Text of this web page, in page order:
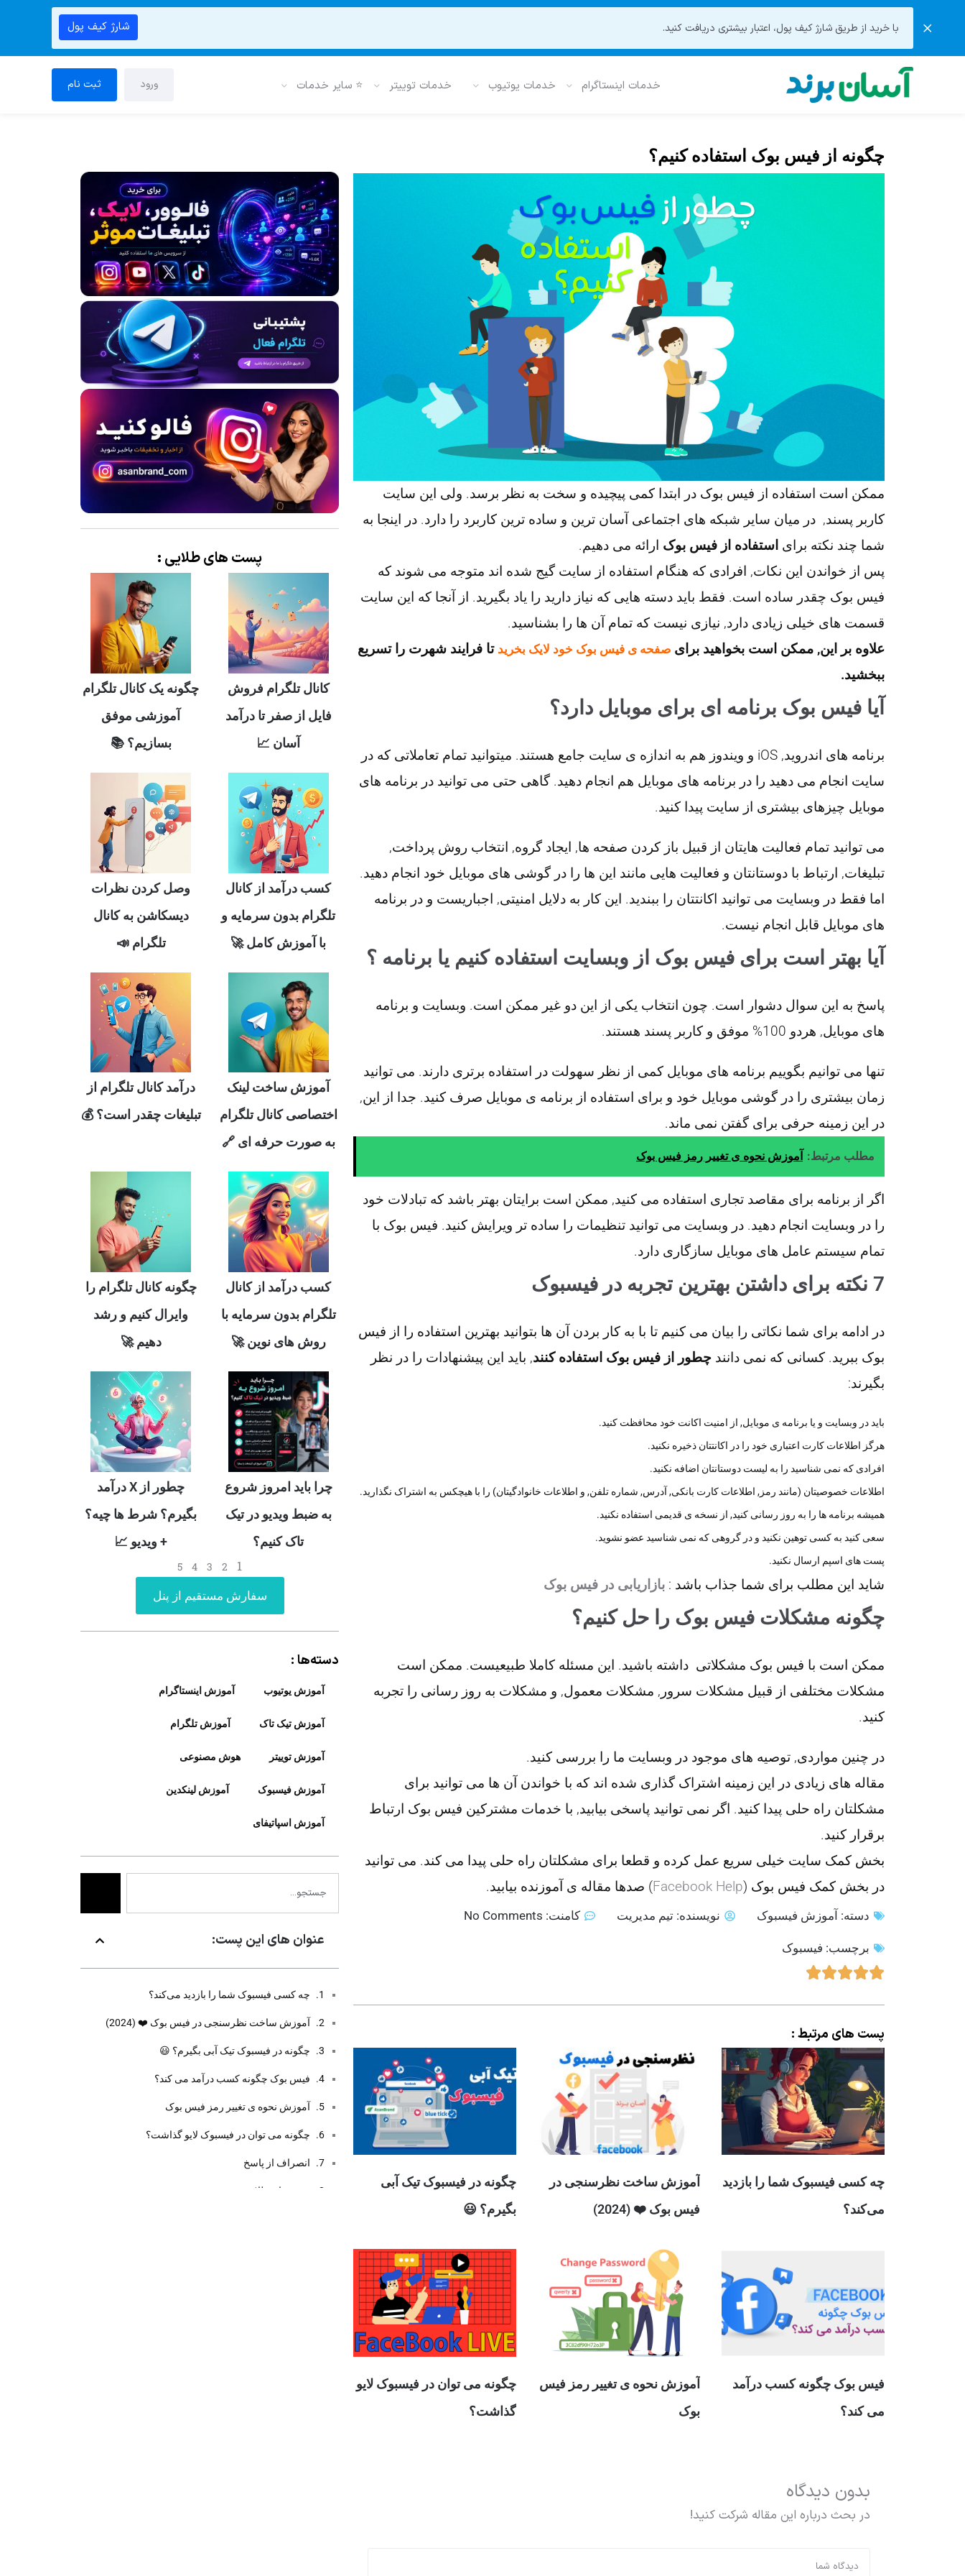
با خرید از طریق شارژ کیف پول، اعتبار بیشتری دریافت کنید. شارژ کیف پول
خدمات اینستاگرام خدمات یوتیوب خدمات توییتر ⭐ سایر خدمات ورود ثبت نام
چگونه از فیس بوک استفاده کنیم؟
ممکن است استفاده از فیس بوک در ابتدا کمی پیچیده و سخت به نظر برسد. ولی این سایت
کاربر پسند, در میان سایر شبکه های اجتماعی آسان ترین و ساده ترین کاربرد را دارد. در اینجا به
شما چند نکته برای استفاده از فیس بوک ارائه می دهیم.
پس از خواندن این نکات, افرادی که هنگام استفاده از سایت گیج شده اند متوجه می شوند که
فیس بوک چقدر ساده است. فقط باید دسته هایی که نیاز دارید را یاد بگیرید. از آنجا که این سایت
قسمت های خیلی زیادی دارد, نیازی نیست که تمام آن ها را بشناسید.
علاوه بر این, ممکن است بخواهید برای صفحه ی فیس بوک خود لایک بخرید تا فرایند شهرت را تسریع
ببخشید.
آیا فیس بوک برنامه ای برای موبایل دارد؟
برنامه های اندروید, iOS و ویندوز هم به اندازه ی سایت جامع هستند. میتوانید تمام تعاملاتی که در
سایت انجام می دهید را در برنامه های موبایل هم انجام دهید. گاهی حتی می توانید در برنامه های
موبایل چیزهای بیشتری از سایت پیدا کنید.
می توانید تمام فعالیت هایتان از قبیل باز کردن صفحه ها, ایجاد گروه, انتخاب روش پرداخت,
تبلیغات, ارتباط با دوستانتان و فعالیت هایی مانند این ها را در گوشی های موبایل خود انجام دهید.
اما فقط در وبسایت می توانید اکانتتان را ببندید. این کار به دلایل امنیتی, اجباریست و در برنامه
های موبایل قابل انجام نیست.
آیا بهتر است برای فیس بوک از وبسایت استفاده کنیم یا برنامه ؟
پاسخ به این سوال دشوار است. چون انتخاب یکی از این دو غیر ممکن است. وبسایت و برنامه
های موبایل, هردو 100% موفق و کاربر پسند هستند.
تنها می توانیم بگوییم برنامه های موبایل کمی از نظر سهولت در استفاده برتری دارند. می توانید
زمان بیشتری را در گوشی موبایل خود و برای استفاده از برنامه ی موبایل صرف کنید. جدا از این,
در این زمینه حرفی برای گفتن نمی ماند.
مطلب مرتبط: آموزش نحوه ی تغییر رمز فیس بوک
اگر از برنامه برای مقاصد تجاری استفاده می کنید, ممکن است برایتان بهتر باشد که تبادلات خود
را در وبسایت انجام دهید. در وبسایت می توانید تنظیمات را ساده تر ویرایش کنید. فیس بوک با
تمام سیستم عامل های موبایل سازگاری دارد.
7 نکته برای داشتن بهترین تجربه در فیسبوک
در ادامه برای شما نکاتی را بیان می کنیم تا با به کار بردن آن ها بتوانید بهترین استفاده را از فیس
بوک ببرید. کسانی که نمی دانند چطور از فیس بوک استفاده کنند, باید این پیشنهادات را در نظر
بگیرند:
باید در وبسایت و یا برنامه ی موبایل, از امنیت اکانت خود محافظت کنید.
هرگز اطلاعات کارت اعتباری خود را در اکانتتان ذخیره نکنید.
افرادی که نمی شناسید را به لیست دوستانتان اضافه نکنید.
اطلاعات خصوصیتان (مانند رمز, اطلاعات کارت بانکی, آدرس, شماره تلفن, و اطلاعات خانوادگیتان) را با هیچکس به اشتراک نگذارید.
همیشه برنامه ها را به روز رسانی کنید, از نسخه ی قدیمی استفاده نکنید.
سعی کنید به کسی توهین نکنید و در گروهی که نمی شناسید عضو نشوید.
پست های اسپم ارسال نکنید.
شاید این مطلب برای شما جذاب باشد : بازاریابی در فیس بوک
چگونه مشکلات فیس بوک را حل کنیم؟
ممکن است با فیس بوک مشکلاتی داشته باشید. این مسئله کاملا طبیعیست. ممکن است
مشکلات مختلفی از قبیل مشکلات سرور, مشکلات معمول, و مشکلات به روز رسانی را تجربه
کنید.
در چنین مواردی, توصیه های موجود در وبسایت ما را بررسی کنید.
مقاله های زیادی در این زمینه اشتراک گذاری شده اند که با خواندن آن ها می توانید برای
مشکلتان راه حلی پیدا کنید. اگر نمی توانید پاسخی بیابید, با خدمات مشترکین فیس بوک ارتباط
برقرار کنید.
بخش کمک سایت خیلی سریع عمل کرده و قطعا برای مشکلتان راه حلی پیدا می کند. می توانید
در بخش کمک فیس بوک (Facebook Help) صدها مقاله ی آموزنده بیابید.
دسته: آموزش فیسبوک نویسنده: تیم مدیریت کامنت:
برچسب: فیسبوک
پست های مرتبط :
چه کسی فیسبوک شما را بازدید
می‌کند؟
آموزش ساخت نظرسنجی در
فیس بوک ❤️ (2024)
چگونه در فیسبوک تیک آبی
بگیرم؟ 😃
فیس بوک چگونه کسب درآمد
می کند؟
آموزش نحوه ی تغییر رمز فیس
بوک
چگونه می توان در فیسبوک لایو
گذاشت؟
بدون دیدگاه
در بحث درباره این مقاله شرکت کنید!
پست های طلایی :
کانال تلگرام فروش
فایل از صفر تا درآمد
آسان 📈
چگونه یک کانال تلگرام
آموزشی موفق
بسازیم؟ 📚
کسب درآمد از کانال
تلگرام بدون سرمایه و
با آموزش کامل 🚀
وصل کردن نظرات
دیسکاشن به کانال
تلگرام 📣
آموزش ساخت لینک
اختصاصی کانال تلگرام
به صورت حرفه ای 🔗
درآمد کانال تلگرام از
تبلیغات چقدر است؟ 💰
کسب درآمد از کانال
تلگرام بدون سرمایه با
روش های نوین 🚀
چگونه کانال تلگرام را
وایرال کنیم و رشد
دهیم 🚀
چرا باید امروز شروع
به ضبط ویدیو در تیک
تاک کنیم؟
چطور از X درآمد
بگیرم؟ شرط ها چیه؟
+ ویدیو 📈
1
2
3
4
5
سفارش مستقیم از پنل
دسته‌ها :
آموزش یوتیوب آموزش اینستاگرام
آموزش تیک تاک آموزش تلگرام
آموزش توییتر هوش مصنوعی
آموزش فیسبوک آموزش لینکدین
آموزش اسپاتیفای
عنوان های این پست:
چه کسی فیسبوک شما را بازدید می‌کند؟
آموزش ساخت نظرسنجی در فیس بوک ❤️ (2024)
چگونه در فیسبوک تیک آبی بگیرم؟ 😃
فیس بوک چگونه کسب درآمد می کند؟
آموزش نحوه ی تغییر رمز فیس بوک
چگونه می توان در فیسبوک لایو گذاشت؟
انصراف از پاسخ
پست های طلایی :